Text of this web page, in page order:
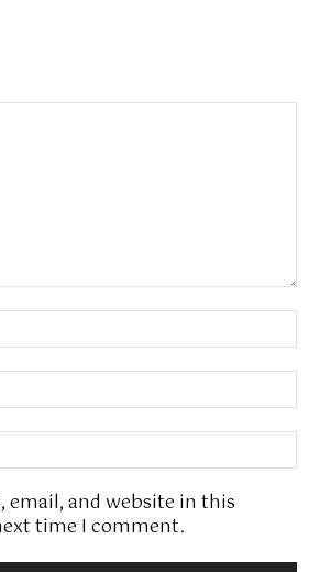
email, and website in this
time I comment.